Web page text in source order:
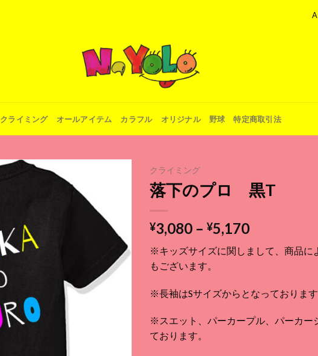
クライミング オールアイテム カラフル オリジナル 野球 特定商取引法
Add to
wishlist
クライミング
落下のプロ 黒T
¥3,080 – ¥5,170価
帯:
¥5,170
※キッズサイズに関しまして、商品に
もございます。
※長袖はSサイズからとなっております
※スエット、パーカープル、パーカー
ております。